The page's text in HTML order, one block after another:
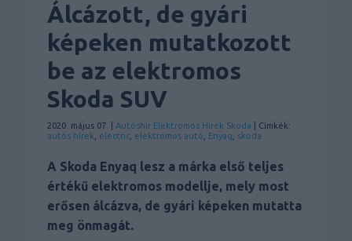
Álcázott, de gyári
képeken mutatkozott
be az elektromos
Skoda SUV
2020. május 07. | Autóshír Elektromos Hírek Skoda | Címkék:
autós hírek
electric elektromos autó Enyaq skoda
A Skoda Enyaq lesz a márka első teljes
értékű elektromos modellje, mely most
erősen álcázva, de gyári képeken mutatta
meg önmagát.